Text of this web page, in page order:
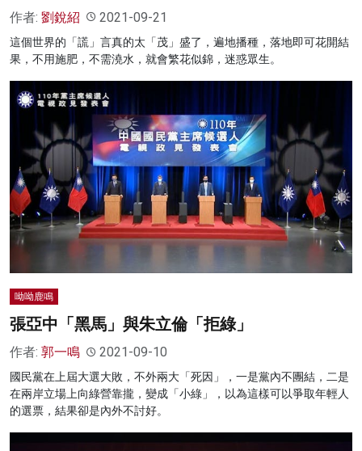
作者: 劉銳紹 2021-09-21
這個世界的「謊」言真的太「茂」盛了，遍地播種，落地即可花開結
果，不用施肥，不需澆水，就會繁花似錦，迷惑眾生。
呦呦鹿鳴
張亞中「黑馬」與朱立倫「拒綠」
作者: 郭一鳴 2021-09-10
國民黨在上屆大選大敗，不外兩大「死因」，一是黨內不團結，二是
在兩岸立場上向綠營靠攏，變成「小綠」，以為這樣可以爭取年輕人
的選票，結果卻是內外不討好。